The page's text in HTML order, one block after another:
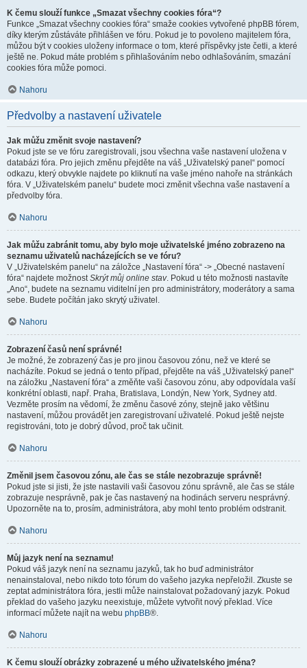
K čemu slouží funkce „Smazat všechny cookies fóra“?
Funkce „Smazat všechny cookies fóra“ smaže cookies vytvořené phpBB fórem,
díky kterým zůstáváte přihlášen ve fóru. Pokud je to povoleno majitelem fóra,
můžou být v cookies uloženy informace o tom, které příspěvky jste četli, a které
ještě ne. Pokud máte problém s přihlašováním nebo odhlašováním, smazání
cookies fóra může pomoci.
Nahoru
Předvolby a nastavení uživatele
Jak můžu změnit svoje nastavení?
Pokud jste se ve fóru zaregistrovali, jsou všechna vaše nastavení uložena v
databázi fóra. Pro jejich změnu přejděte na váš „Uživatelský panel“ pomocí
odkazu, který obvykle najdete po kliknutí na vaše jméno nahoře na stránkách
fóra. V „Uživatelském panelu“ budete moci změnit všechna vaše nastavení a
předvolby fóra.
Nahoru
Jak můžu zabránit tomu, aby bylo moje uživatelské jméno zobrazeno na
seznamu uživatelů nacházejících se ve fóru?
V „Uživatelském panelu“ na záložce „Nastavení fóra“ -> „Obecné nastavení
fóra“ najdete možnostSkrýt můj online stav. Pokud u této možnosti nastavíte
„Ano“, budete na seznamu viditelní jen pro administrátory, moderátory a sama
sebe. Budete počítán jako skrytý uživatel.
Nahoru
Zobrazení časů není správné!
Je možné, že zobrazený čas je pro jinou časovou zónu, než ve které se
nacházíte. Pokud se jedná o tento případ, přejděte na váš „Uživatelský panel“
na záložku „Nastavení fóra“ a změňte vaši časovou zónu, aby odpovídala vaší
konkrétní oblasti, např. Praha, Bratislava, Londýn, New York, Sydney atd.
Vezměte prosím na vědomí, že změnu časové zóny, stejně jako většinu
nastavení, můžou provádět jen zaregistrovaní uživatelé. Pokud ještě nejste
registrováni, toto je dobrý důvod, proč tak učinit.
Nahoru
Změnil jsem časovou zónu, ale čas se stále nezobrazuje správně!
Pokud jste si jisti, že jste nastavili vaši časovou zónu správně, ale čas se stále
zobrazuje nesprávně, pak je čas nastavený na hodinách serveru nesprávný.
Upozorněte na to, prosím, administrátora, aby mohl tento problém odstranit.
Nahoru
Můj jazyk není na seznamu!
Pokud váš jazyk není na seznamu jazyků, tak ho buď administrátor
nenainstaloval, nebo nikdo toto fórum do vašeho jazyka nepřeložil. Zkuste se
zeptat administrátora fóra, jestli může nainstalovat požadovaný jazyk. Pokud
překlad do vašeho jazyku neexistuje, můžete vytvořit nový překlad. Více
informací můžete najít na webu phpBB®.
Nahoru
K čemu slouží obrázky zobrazené u mého uživatelského jména?